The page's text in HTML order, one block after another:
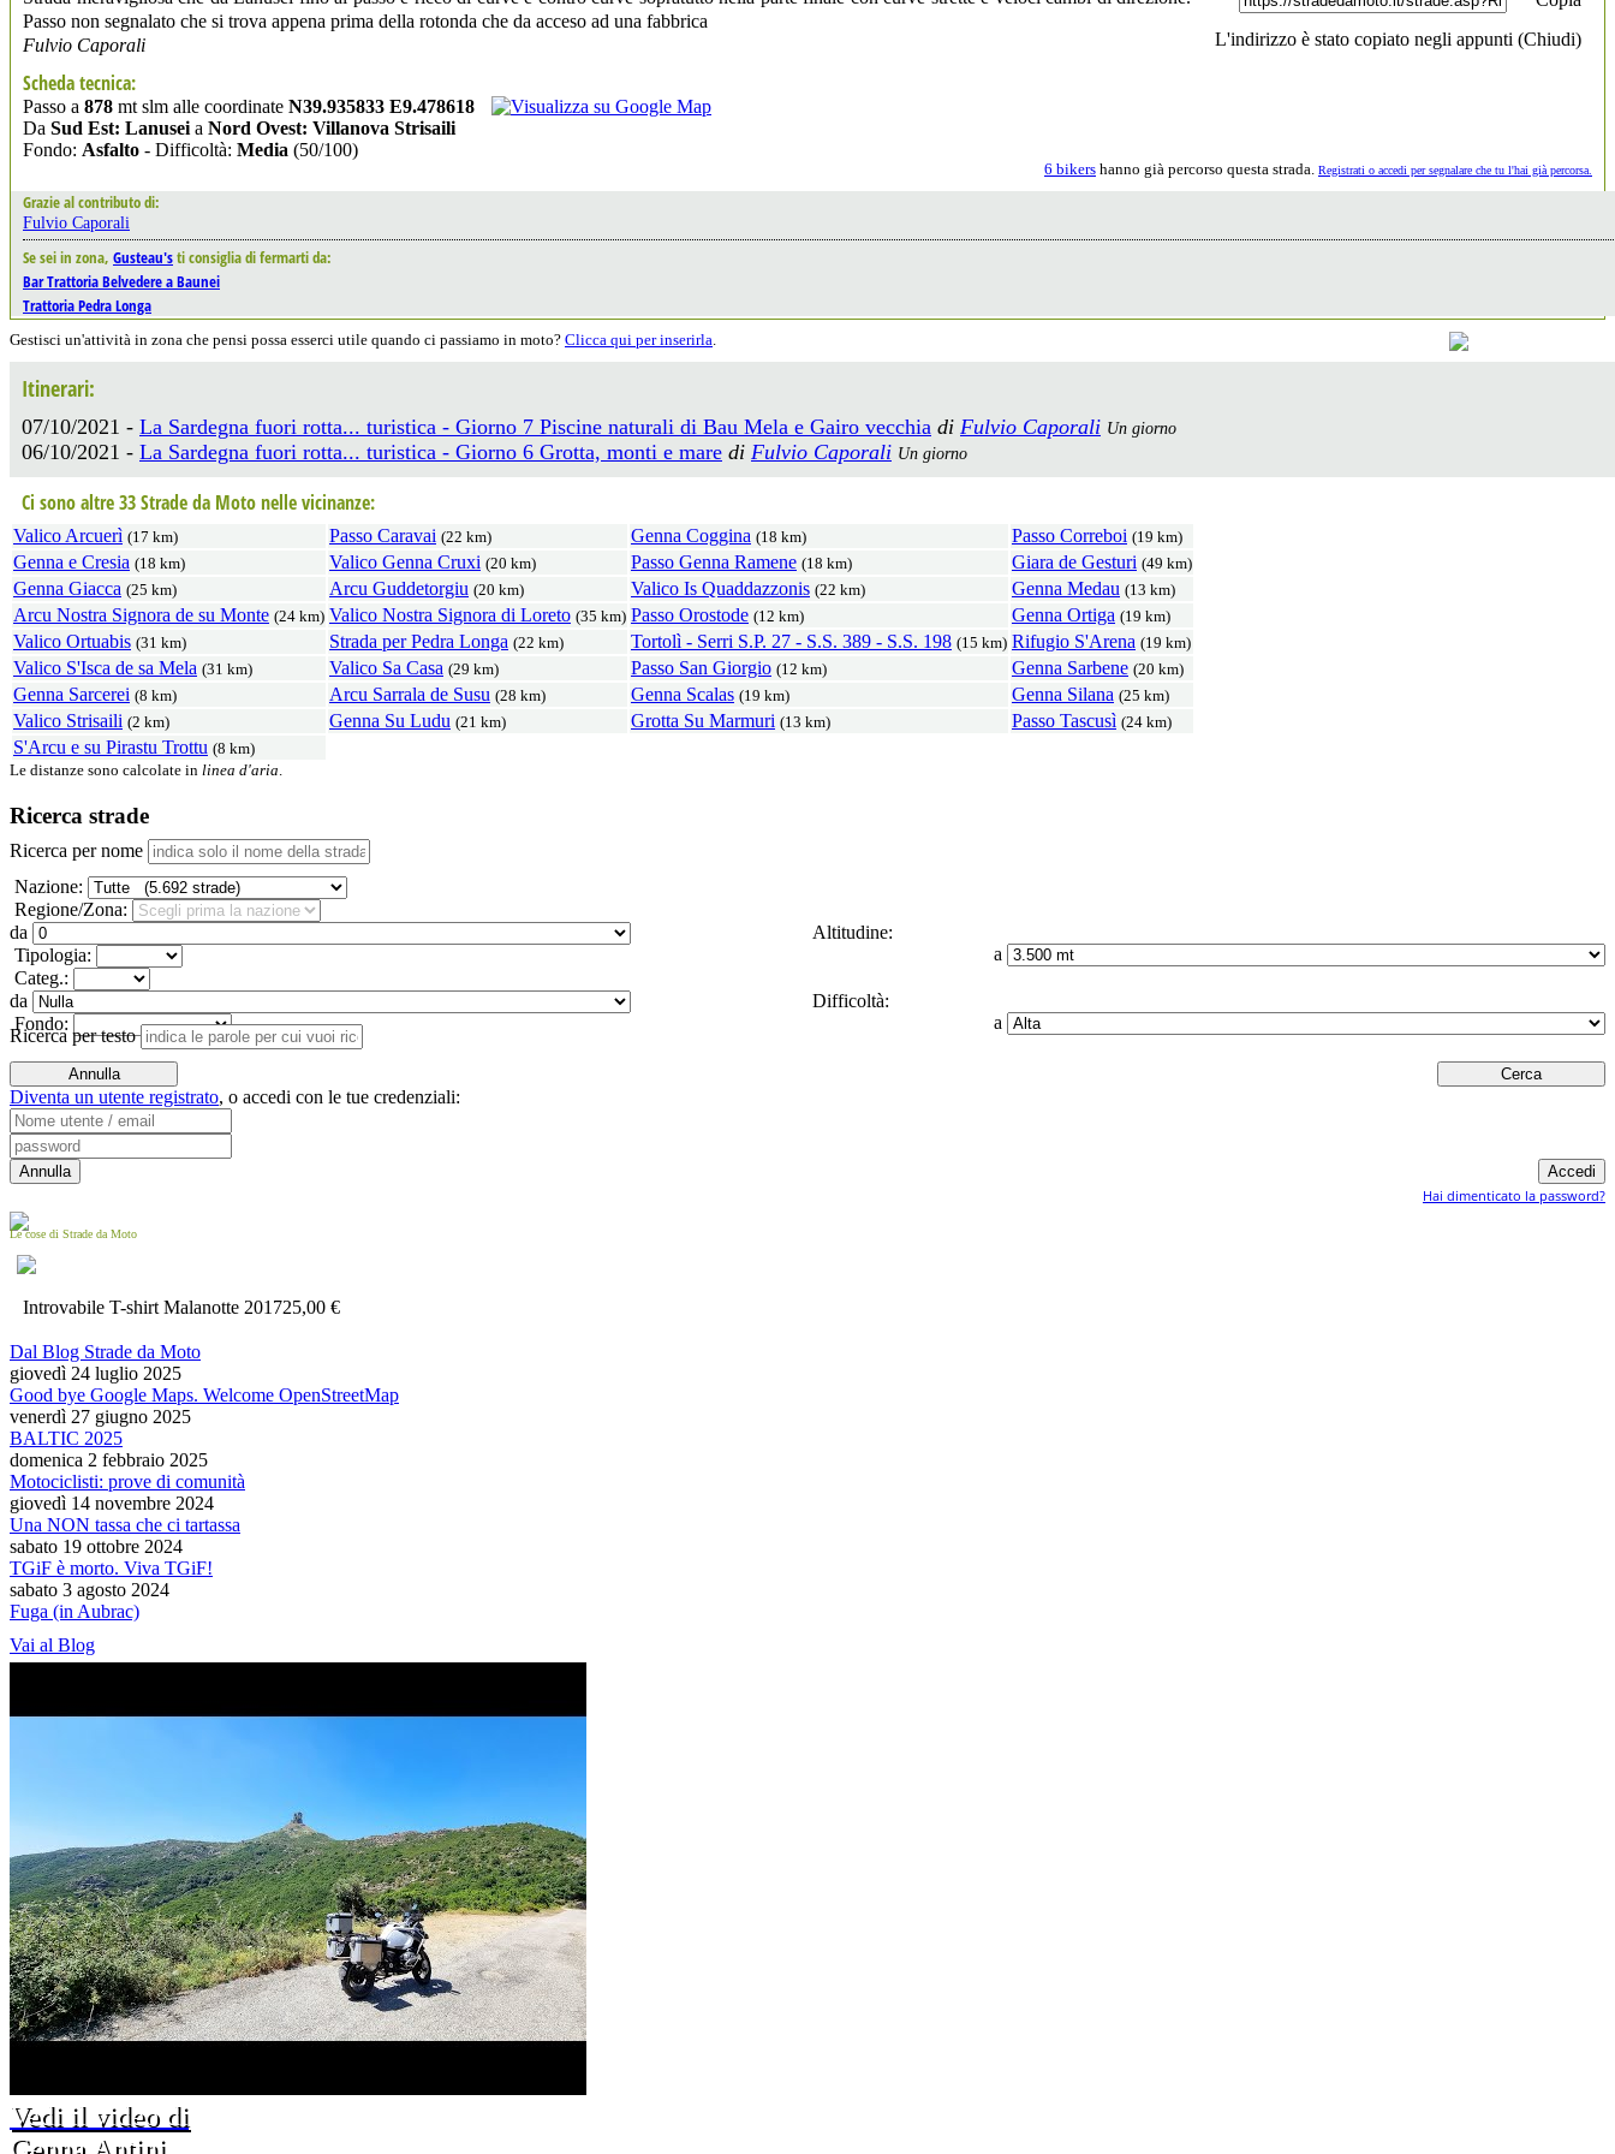
L'indirizzo è stato copiato negli appunti (Chiudi)
Passo non segnalato che si trova appena prima della rotonda che da acceso ad una fabbrica
Fulvio Caporali
Scheda tecnica:
Passo a 878 mt slm alle coordinate N39.935833 E9.478618
Da Sud Est: Lanusei a Nord Ovest: Villanova Strisaili
Fondo: Asfalto - Difficoltà: Media (50/100)
6 bikers hanno già percorso questa strada. Registrati o accedi per segnalare che tu l'hai già percorsa.
Grazie al contributo di:
Fulvio Caporali
Se sei in zona, Gusteau'sti consiglia di fermarti da:
Bar Trattoria Belvedere a Baunei
Trattoria Pedra Longa
Gestisci un'attività in zona che pensi possa esserci utile quando ci passiamo in moto? Clicca qui per inserirla.
Itinerari:
07/10/2021 - La Sardegna fuori rotta... turistica - Giorno 7 Piscine naturali di Bau Mela e Gairo vecchia di Fulvio Caporali Un giorno
06/10/2021 - La Sardegna fuori rotta... turistica - Giorno 6 Grotta, monti e mare di Fulvio Caporali Un giorno
Ci sono altre 33 Strade da Moto nelle vicinanze:
Valico Arcuerì (17 km) Passo Caravai (22 km) Genna Coggina (18 km) Passo Correboi (19 km)
Genna e Cresia (18 km) Valico Genna Cruxi (20 km) Passo Genna Ramene (18 km) Giara de Gesturi (49 km)
Genna Giacca (25 km) Arcu Guddetorgiu (20 km) Valico Is Quaddazzonis (22 km) Genna Medau (13 km)
Arcu Nostra Signora de su Monte (24 km) Valico Nostra Signora di Loreto (35 km) Passo Orostode (12 km) Genna Ortiga (19 km)
Valico Ortuabis (31 km) Strada per Pedra Longa (22 km) Tortolì - Serri S.P. 27 - S.S. 389 - S.S. 198 (15 km) Rifugio S'Arena (19 km)
Valico S'Isca de sa Mela (31 km) Valico Sa Casa (29 km) Passo San Giorgio (12 km) Genna Sarbene (20 km)
Genna Sarcerei (8 km) Arcu Sarrala de Susu (28 km) Genna Scalas (19 km) Genna Silana (25 km)
Valico Strisaili (2 km) Genna Su Ludu (21 km) Grotta Su Marmuri (13 km) Passo Tascusì (24 km)
S'Arcu e su Pirastu Trottu (8 km)
Le distanze sono calcolate in linea d'aria.
Ricerca strade
Ricerca per nome
Nazione:
Regione/Zona:
Altitudine:
da
a
Tipologia:
Categ.:
Difficoltà:
da
a
Fondo:
Ricerca per testo
Diventa un utente registrato, o accedi con le tue credenziali:
Hai dimenticato la password?
Le cose di Strade da Moto
Introvabile T-shirt Malanotte 201725,00 €
Dal Blog Strade da Moto
giovedì 24 luglio 2025
Good bye Google Maps. Welcome OpenStreetMap
venerdì 27 giugno 2025
BALTIC 2025
domenica 2 febbraio 2025
Motociclisti: prove di comunità
giovedì 14 novembre 2024
Una NON tassa che ci tartassa
sabato 19 ottobre 2024
TGiF è morto. Viva TGiF!
sabato 3 agosto 2024
Fuga (in Aubrac)
Vai al Blog
Vedi il video di